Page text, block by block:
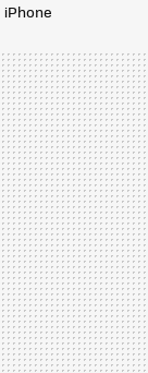
iPhone